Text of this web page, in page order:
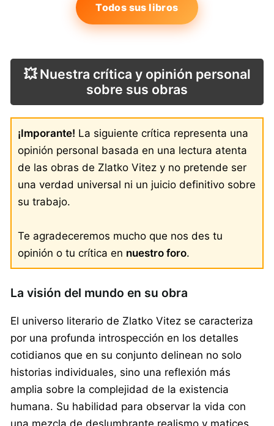
Todos sus libros
💥 Nuestra crítica y opinión personal
sobre sus obras
¡Imporante! La siguiente crítica representa una
opinión personal basada en una lectura atenta
de las obras de Zlatko Vitez y no pretende ser
una verdad universal ni un juicio definitivo sobre
su trabajo.
Te agradeceremos mucho que nos des tu
opinión o tu crítica en nuestro foro.
La visión del mundo en su obra
El universo literario de Zlatko Vitez se caracteriza
por una profunda introspección en los detalles
cotidianos que en su conjunto delinean no solo
historias individuales, sino una reflexión más
amplia sobre la complejidad de la existencia
humana. Su habilidad para observar la vida con
una mezcla de deslumbrante realismo y matices